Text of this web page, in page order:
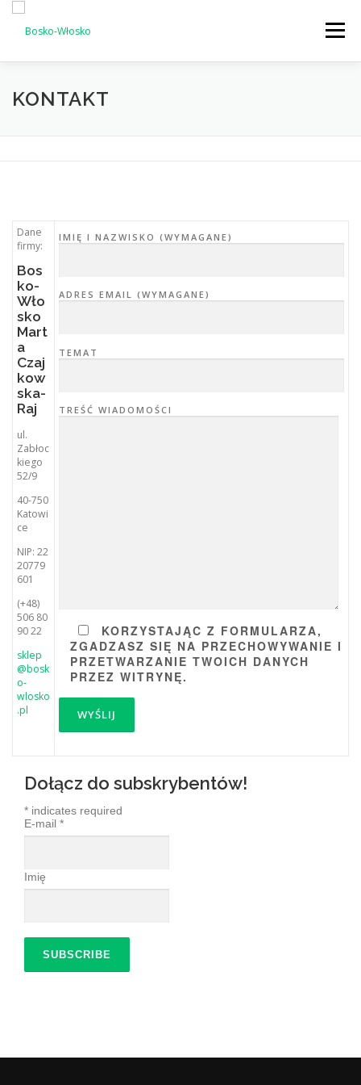
Menu
KONTAKT
Dane
firmy:
Bos
ko-
Wło
sko
Mart
a
Czaj
kow
ska-
Raj
ul.
Zabłoc
kiego
52/9
40-750
Katowi
ce
NIP: 22
20779
601
(+48)
506 80
90 22
sklep
@bosk
o-
wlosko
.pl
IMIĘ I NAZWISKO (WYMAGANE)
ADRES EMAIL (WYMAGANE)
TEMAT
TREŚĆ WIADOMOŚCI
KORZYSTAJĄC Z FORMULARZA,
ZGADZASZ SIĘ NA PRZECHOWYWANIE I
PRZETWARZANIE TWOICH DANYCH
PRZEZ WITRYNĘ.
Dołącz do subskrybentów!
* indicates required
E-mail *
Imię